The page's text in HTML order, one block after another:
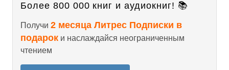
Более 800 000 книг и аудиокниг! 📚
Получи 2 месяца Литрес Подписки в
подарок и наслаждайся неограниченным
чтением